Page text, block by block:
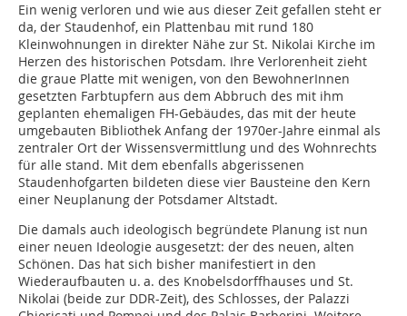
Ein wenig verloren und wie aus dieser Zeit gefallen steht er
da, der Staudenhof, ein Plattenbau mit rund 180
Kleinwohnungen in direkter Nähe zur St. Nikolai Kirche im
Herzen des historischen Potsdam. Ihre Verlorenheit zieht
die graue Platte mit wenigen, von den BewohnerInnen
gesetzten Farbtupfern aus dem Abbruch des mit ihm
geplanten ehemaligen FH-Gebäudes, das mit der heute
umgebauten Bibliothek Anfang der 1970er-Jahre einmal als
zentraler Ort der Wissensvermittlung und des Wohnrechts
für alle stand. Mit dem ebenfalls abgerissenen
Staudenhofgarten bildeten diese vier Bausteine den Kern
einer Neuplanung der Potsdamer Altstadt.
Die damals auch ideologisch begründete Planung ist nun
einer neuen Ideologie ausgesetzt: der des neuen, alten
Schönen. Das hat sich bisher manifestiert in den
Wiederaufbauten u. a. des Knobelsdorffhauses und St.
Nikolai (beide zur DDR-Zeit), des Schlosses, der Palazzi